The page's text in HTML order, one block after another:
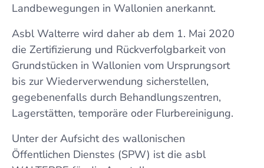
Landbewegungen in Wallonien anerkannt.
Asbl Walterre wird daher ab dem 1. Mai 2020
die Zertifizierung und Rückverfolgbarkeit von
Grundstücken in Wallonien vom Ursprungsort
bis zur Wiederverwendung sicherstellen,
gegebenenfalls durch Behandlungszentren,
Lagerstätten, temporäre oder Flurbereinigung.
Unter der Aufsicht des wallonischen
Öffentlichen Dienstes (SPW) ist die asbl